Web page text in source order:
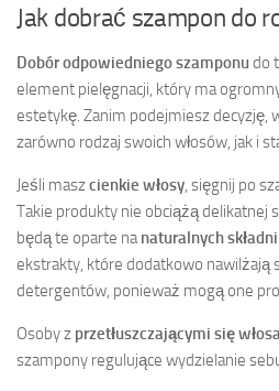
Jak dobrać szampon do
Dobór odpowiedniego szamponudo
element pielęgnacji, który ma
estetykę. Zanim podejmiesz decyzję,
zarówno rodzaj swoich włosów, jak i
Jeśli maszcienkie włosy, sięgnij po
Takie produkty nie obciążą delikatnej
będą te oparte nanaturalnych
ekstrakty, które dodatkowo nawilżają
detergentów, ponieważ mogą one
Osoby z przetłuszczającymi się
szampony regulujące wydzielanie